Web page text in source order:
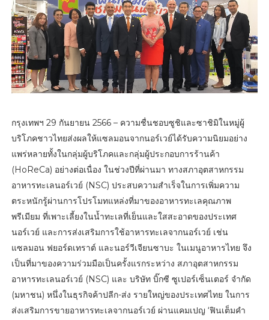
กรุงเทพฯ 29 กันยายน 2566 – ความชื่นชอบซูชิและซาชิมิในหมู่ผู้
บริโภคชาวไทยส่งผลให้แซลมอนจากนอร์เวย์ได้รับความนิยมอย่าง
แพร่หลายทั้งในกลุ่มผู้บริโภคและกลุ่มผู้ประกอบการร้านค้า
(HoReCa) อย่างต่อเนื่อง ในช่วงปีที่ผ่านมา ทางสภาอุตสาหกรรม
อาหารทะเลนอร์เวย์ (NSC) ประสบความสำเร็จในการเพิ่มความ
ตระหนักรู้ผ่านการโปรโมทแหล่งที่มาของอาหารทะเลคุณภาพ
พรีเมียม ที่เพาะเลี้ยงในน้ำทะเลที่เย็นและใสสะอาดของประเทศ
นอร์เวย์ และการส่งเสริมการใช้อาหารทะเลจากนอร์เวย์ เช่น
แซลมอน ฟยอร์ดเทราต์ และนอร์วีเจียนซาบะ ในเมนูอาหารไทย จึง
เป็นที่มาของความร่วมมือเป็นครั้งแรกระหว่าง สภาอุตสาหกรรม
อาหารทะเลนอร์เวย์ (NSC) และ บริษัท บิ๊กซี ซูเปอร์เซ็นเตอร์ จำกัด
(มหาชน) หนึ่งในธุรกิจค้าปลีก-ส่ง รายใหญ่ของประเทศไทย ในการ
ส่งเสริมการขายอาหารทะเลจากนอร์เวย์ ผ่านแคมเปญ ‘ฟินเต็มคำ